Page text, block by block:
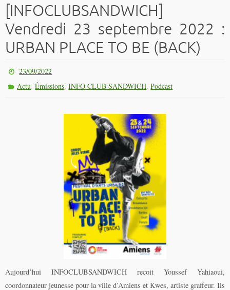
[INFOCLUBSANDWICH]
Vendredi 23 septembre 2022 :
URBAN PLACE TO BE (BACK)
23/09/2022
Actu,Émissions,INFO CLUB SANDWICH,Podcast
Aujourd’hui INFOCLUBSANDWICH recoit Youssef Yahiaoui,
coordonnateur jeunesse pour la ville d’Amiens et Kwes, artiste graffeur. Ils